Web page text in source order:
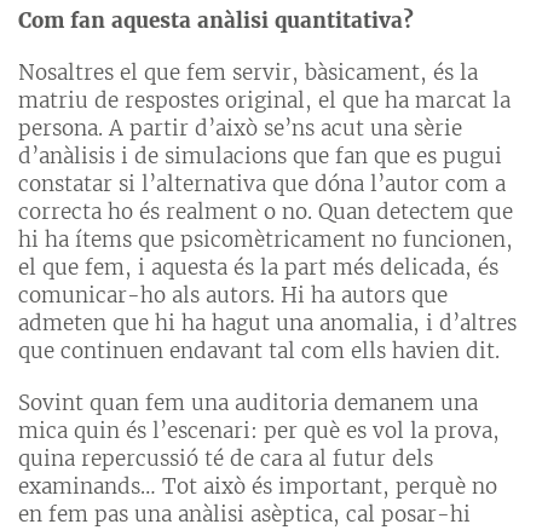
Com fan aquesta anàlisi quantitativa?
Nosaltres el que fem servir, bàsicament, és la
matriu de respostes original, el que ha marcat la
persona. A partir d’això se’ns acut una sèrie
d’anàlisis i de simulacions que fan que es pugui
constatar si l’alternativa que dóna l’autor com a
correcta ho és realment o no. Quan detectem que
hi ha ítems que psicomètricament no funcionen,
el que fem, i aquesta és la part més delicada, és
comunicar-ho als autors. Hi ha autors que
admeten que hi ha hagut una anomalia, i d’altres
que continuen endavant tal com ells havien dit.
Sovint quan fem una auditoria demanem una
mica quin és l’escenari: per què es vol la prova,
quina repercussió té de cara al futur dels
examinands… Tot això és important, perquè no
en fem pas una anàlisi asèptica, cal posar-hi